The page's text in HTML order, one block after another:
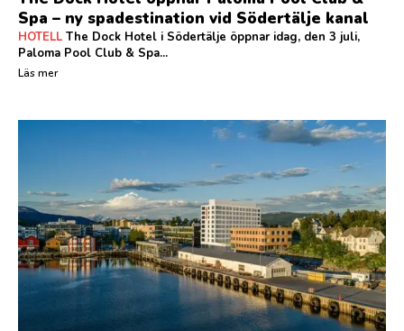
Spa – ny spadestination vid Södertälje kanal
HOTELL The Dock Hotel i Södertälje öppnar idag, den 3 juli,
Paloma Pool Club & Spa...
Läs mer